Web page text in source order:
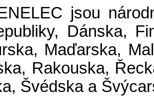
jsou
Dánska,
Maďarska,
Rakouska,
Švédska a